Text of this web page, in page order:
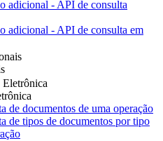
adicional - API de consulta
adicional - API de consulta em
Eletrônica
de documentos de uma operação
de tipos de documentos por tipo